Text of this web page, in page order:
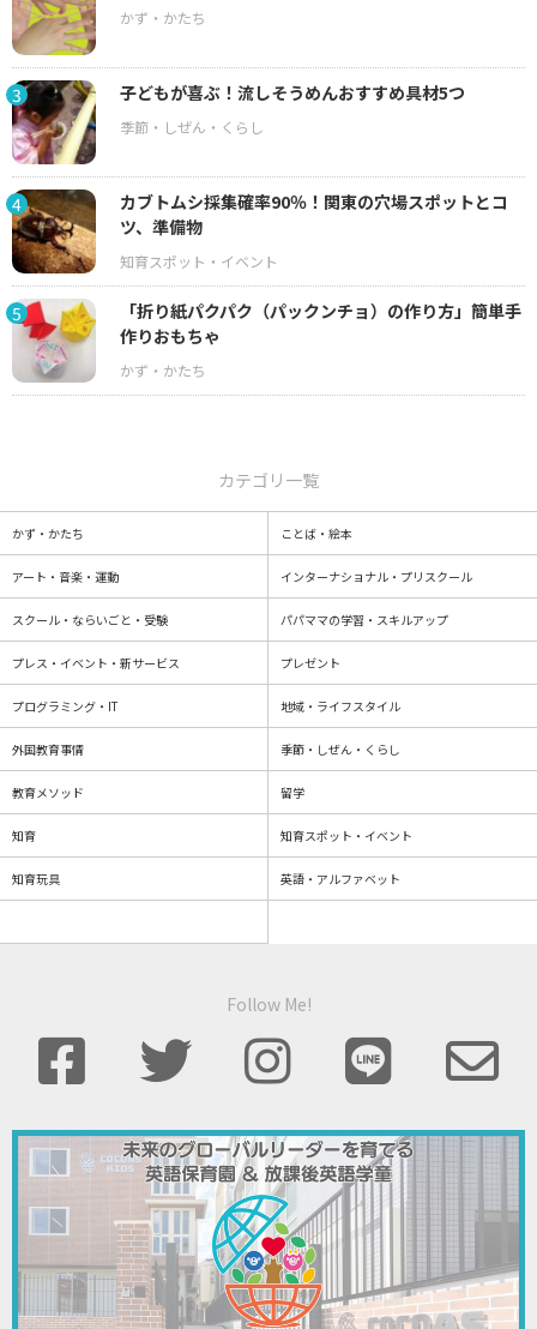
3 子どもが喜ぶ！流しそうめんおすすめ具材5つ
4
カブトムシ採集確率90％！関東の穴場スポットとコ
ツ、準備物
5
「折り紙パクパク（パックンチョ）の作り方」簡単手
作りおもちゃ
カテゴリ一覧
かず・かたち ことば・絵本
アート・音楽・運動 インターナショナル・プリスクール
スクール・ならいごと・受験 パパママの学習・スキルアップ
プレス・イベント・新サービス プレゼント
プログラミング・IT 地域・ライフスタイル
外国教育事情 季節・しぜん・くらし
教育メソッド 留学
知育 知育スポット・イベント
知育玩具 英語・アルファベット
Follow Me!